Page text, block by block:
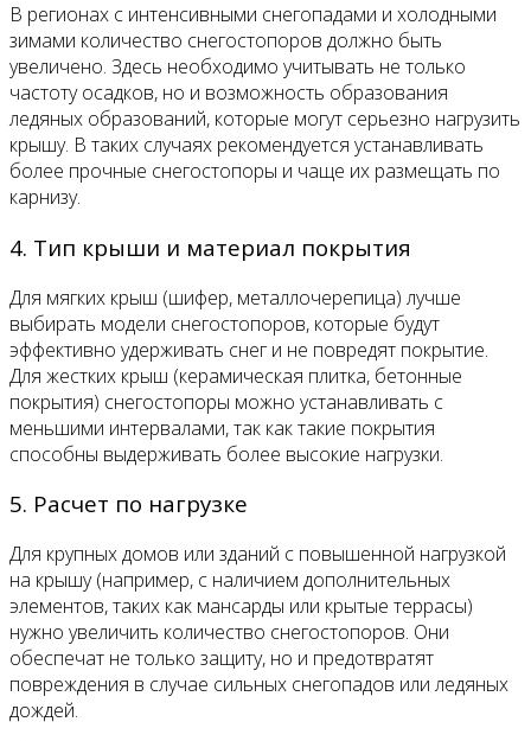
В регионах с интенсивными снегопадами и холодными
зимами количество снегостопоров должно быть
увеличено. Здесь необходимо учитывать не только
частоту осадков, но и возможность образования
ледяных образований, которые могут серьезно нагрузить
крышу. В таких случаях рекомендуется устанавливать
более прочные снегостопоры и чаще их размещать по
карнизу.
4. Тип крыши и материал покрытия
Для мягких крыш (шифер, металлочерепица) лучше
выбирать модели снегостопоров, которые будут
эффективно удерживать снег и не повредят покрытие.
Для жестких крыш (керамическая плитка, бетонные
покрытия) снегостопоры можно устанавливать с
меньшими интервалами, так как такие покрытия
способны выдерживать более высокие нагрузки.
5. Расчет по нагрузке
Для крупных домов или зданий с повышенной нагрузкой
на крышу (например, с наличием дополнительных
элементов, таких как мансарды или крытые террасы)
нужно увеличить количество снегостопоров. Они
обеспечат не только защиту, но и предотвратят
повреждения в случае сильных снегопадов или ледяных
дождей.